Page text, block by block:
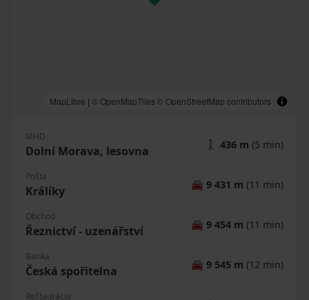
MapLibre | © OpenMapTiles © OpenStreetMap contributors
MHD
Dolní Morava, lesovna 🚶 436 m (5 min)
Pošta
Králíky 🚘 9 431 m (11 min)
Obchod
Řeznictví - uzenářství 🚘 9 454 m (11 min)
Banka
Česká spořitelna 🚘 9 545 m (12 min)
Reštaurácia